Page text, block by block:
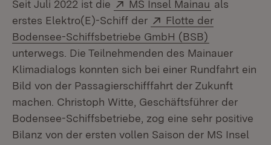
Seit Juli 2022 ist die MS Insel Mainau als
erstes Elektro(E)-Schiff der
Extern:
Flotte der
Bodensee-Schiffsbetriebe GmbH (BSB)
unterwegs. Die Teilnehmenden des Mainauer
Klimadialogs konnten sich bei einer Rundfahrt ein
Bild von der Passagierschifffahrt der Zukunft
machen. Christoph Witte, Geschäftsführer der
Bodensee-Schiffsbetriebe, zog eine sehr positive
Bilanz von der ersten vollen Saison der MS Insel